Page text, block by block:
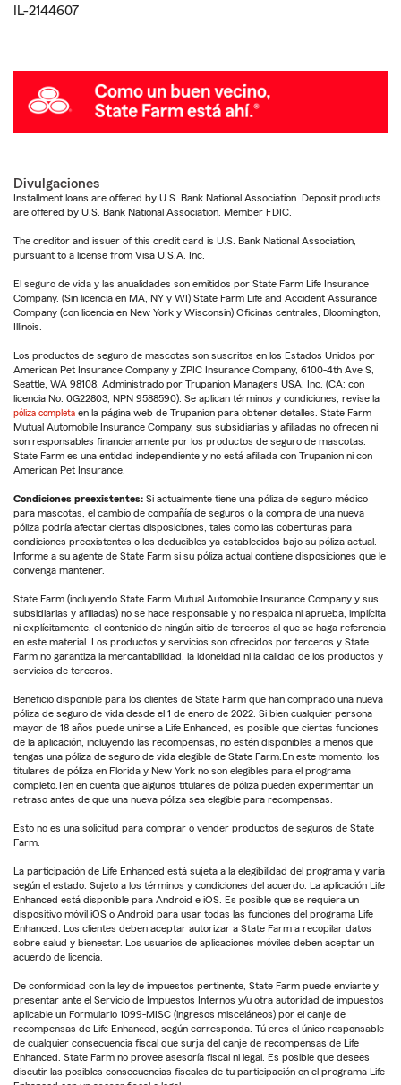
IL-2144607
Divulgaciones
Installment loans are offered by U.S. Bank National Association. Deposit products
are offered by U.S. Bank National Association. Member FDIC.
The creditor and issuer of this credit card is U.S. Bank National Association,
pursuant to a license from Visa U.S.A. Inc.
El seguro de vida y las anualidades son emitidos por State Farm Life Insurance
Company. (Sin licencia en MA, NY y WI) State Farm Life and Accident Assurance
Company (con licencia en New York y Wisconsin) Oficinas centrales, Bloomington,
Illinois.
Los productos de seguro de mascotas son suscritos en los Estados Unidos por
American Pet Insurance Company y ZPIC Insurance Company, 6100-4th Ave S,
Seattle, WA 98108. Administrado por Trupanion Managers USA, Inc. (CA: con
licencia No. 0G22803, NPN 9588590). Se aplican términos y condiciones, revise la
póliza completa en la página web de Trupanion para obtener detalles. State Farm
Mutual Automobile Insurance Company, sus subsidiarias y afiliadas no ofrecen ni
son responsables financieramente por los productos de seguro de mascotas.
State Farm es una entidad independiente y no está afiliada con Trupanion ni con
American Pet Insurance.
Condiciones preexistentes: Si actualmente tiene una póliza de seguro médico
para mascotas, el cambio de compañía de seguros o la compra de una nueva
póliza podría afectar ciertas disposiciones, tales como las coberturas para
condiciones preexistentes o los deducibles ya establecidos bajo su póliza actual.
Informe a su agente de State Farm si su póliza actual contiene disposiciones que le
convenga mantener.
State Farm (incluyendo State Farm Mutual Automobile Insurance Company y sus
subsidiarias y afiliadas) no se hace responsable y no respalda ni aprueba, implícita
ni explícitamente, el contenido de ningún sitio de terceros al que se haga referencia
en este material. Los productos y servicios son ofrecidos por terceros y State
Farm no garantiza la mercantabilidad, la idoneidad ni la calidad de los productos y
servicios de terceros.
Beneficio disponible para los clientes de State Farm que han comprado una nueva
póliza de seguro de vida desde el 1 de enero de 2022. Si bien cualquier persona
mayor de 18 años puede unirse a Life Enhanced, es posible que ciertas funciones
de la aplicación, incluyendo las recompensas, no estén disponibles a menos que
tengas una póliza de seguro de vida elegible de State Farm.En este momento, los
titulares de póliza en Florida y New York no son elegibles para el programa
completo.Ten en cuenta que algunos titulares de póliza pueden experimentar un
retraso antes de que una nueva póliza sea elegible para recompensas.
Esto no es una solicitud para comprar o vender productos de seguros de State
Farm.
La participación de Life Enhanced está sujeta a la elegibilidad del programa y varía
según el estado. Sujeto a los términos y condiciones del acuerdo. La aplicación Life
Enhanced está disponible para Android e iOS. Es posible que se requiera un
dispositivo móvil iOS o Android para usar todas las funciones del programa Life
Enhanced. Los clientes deben aceptar autorizar a State Farm a recopilar datos
sobre salud y bienestar. Los usuarios de aplicaciones móviles deben aceptar un
acuerdo de licencia.
De conformidad con la ley de impuestos pertinente, State Farm puede enviarte y
presentar ante el Servicio de Impuestos Internos y/u otra autoridad de impuestos
aplicable un Formulario 1099-MISC (ingresos misceláneos) por el canje de
recompensas de Life Enhanced, según corresponda. Tú eres el único responsable
de cualquier consecuencia fiscal que surja del canje de recompensas de Life
Enhanced. State Farm no provee asesoría fiscal ni legal. Es posible que desees
discutir las posibles consecuencias fiscales de tu participación en el programa Life